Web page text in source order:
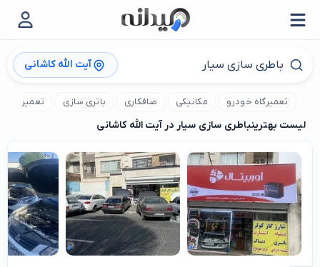
آیت الله کاشانی
تعمیرگاه خودرو مکانیکی صافکاری باتری سازی تعمیر برق
لیست بهترینباطری سازی سیار در آیت الله کاشانی